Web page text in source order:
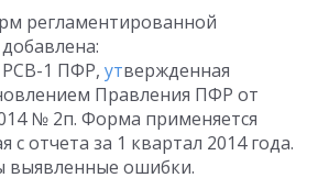
регламентированной
1 ПФР, утвержденная
Правления ПФР от
№ 2п. Форма применяется
с отчета за 1 квартал 2014 года.
выявленные ошибки.